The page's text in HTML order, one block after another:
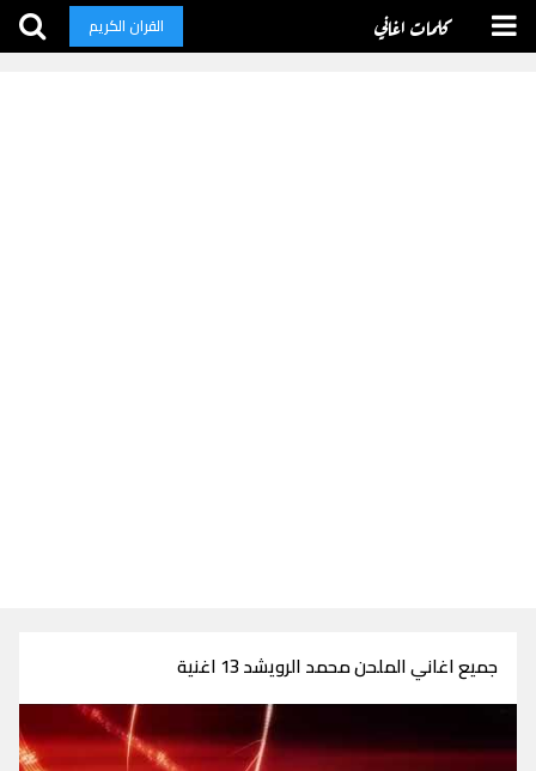
كلمات اغاني القران الكريم
جميع اغاني الملحن محمد الرويشد 13 اغنية